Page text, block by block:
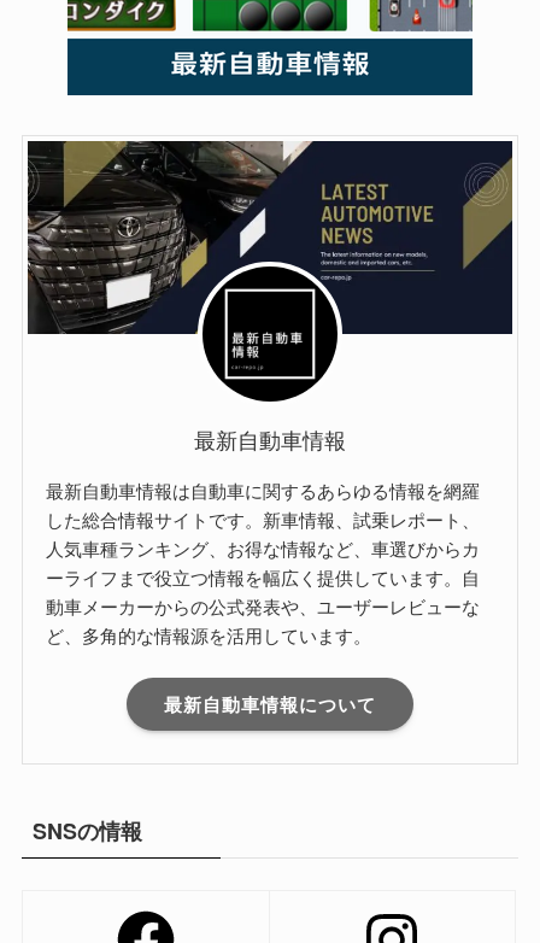
最新自動車情報
最新自動車情報は自動車に関するあらゆる情報を網羅
した総合情報サイトです。新車情報、試乗レポート、
人気車種ランキング、お得な情報など、車選びからカ
ーライフまで役立つ情報を幅広く提供しています。自
動車メーカーからの公式発表や、ユーザーレビューな
ど、多角的な情報源を活用しています。
最新自動車情報について
SNSの情報